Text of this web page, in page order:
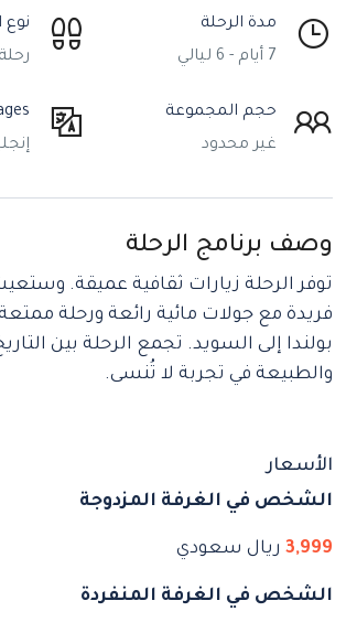
مدة الرحلة
7 أيام - 6 ليالي
نوع
حجم المجموعة
غير محدود
وصف برنامج الرحلة
توفر الرحلة زيارات ثقافية عميقة.
فريدة مع جولات مائية رائعة ورحلة
بولندا إلى السويد. تجمع الرحلة بين
والطبيعة في تجربة لا تُنسى.
الأسعار
الشخص في الغرفة المزدوجة
3,999 ريال سعودي
الشخص في الغرفة المنفردة